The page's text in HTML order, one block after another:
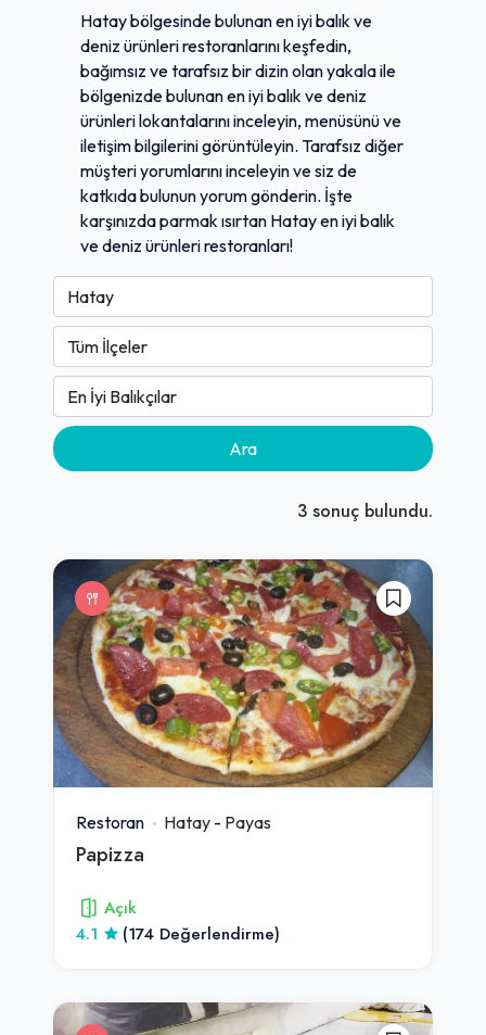
Hatay bölgesinde bulunan en iyi balık ve
deniz ürünleri restoranlarını keşfedin,
bağımsız ve tarafsız bir dizin olan yakala ile
bölgenizde bulunan en iyi balık ve deniz
ürünleri lokantalarını inceleyin, menüsünü ve
iletişim bilgilerini görüntüleyin. Tarafsız diğer
müşteri yorumlarını inceleyin ve siz de
katkıda bulunun yorum gönderin. İşte
karşınızda parmak ısırtan Hatay en iyi balık
ve deniz ürünleri restoranları!
Ara
3 sonuç bulundu.
Restoran Hatay - Payas
Papizza
Açık
4.1
(174 Değerlendirme)